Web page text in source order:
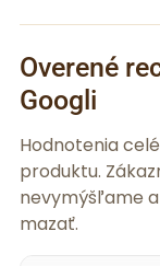
Overené
Googli
Hodnotenia
produktu.
nevymýšľame
mazať.